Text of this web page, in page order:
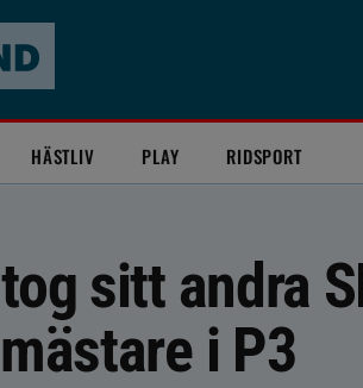
HÄSTLIV PLAY RIDSPORT
sitt andra
i P3